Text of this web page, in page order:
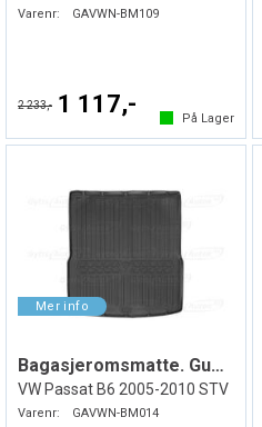
Varenr: GAVWN-BM109
2 233,- 1 117,-
På Lager
Bagasjeromsmatte. Gummi
VW Passat B6 2005-2010 STV
Varenr: GAVWN-BM014